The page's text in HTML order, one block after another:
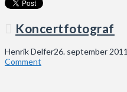
Koncertfotograf
Henrik Delfer26. september 2011
Comment